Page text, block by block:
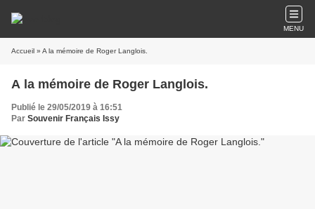
MENU
Accueil » A la mémoire de Roger Langlois.
A la mémoire de Roger Langlois.
Publié le 29/05/2019 à 16:51
Par Souvenir Français Issy